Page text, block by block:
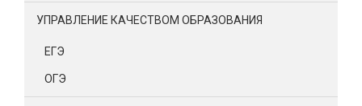
УПРАВЛЕНИЕ КАЧЕСТВОМ ОБРАЗОВАНИЯ
ЕГЭ
ОГЭ